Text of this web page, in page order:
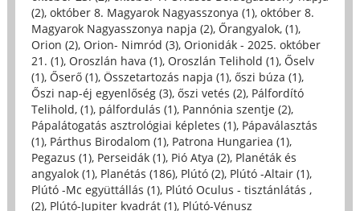
(2), október 8. Magyarok Nagyasszonya (1), október 8.
Magyarok Nagyasszonya napja (2), Őrangyalok, (1),
Orion (2), Orion- Nimród (3), Orionidák - 2025. október
21. (1), Oroszlán hava (1), Oroszlán Telihold (1), Őselv
(1), Őserő (1), Összetartozás napja (1), őszi búza (1),
Őszi nap-éj egyenlőség (3), őszi vetés (2), Pálfordító
Telihold, (1), pálfordulás (1), Pannónia szentje (2),
Pápalátogatás asztrológiai képletes (1), Pápaválasztás
(1), Párthus Birodalom (1), Patrona Hungariea (1),
Pegazus (1), Perseidák (1), Pió Atya (2), Planéták és
angyalok (1), Planétás (186), Plútó (2), Plútó -Altair (1),
Plútó -Mc együttállás (1), Plútó Oculus - tisztánlátás ,
(2), Plútó-Jupiter kvadrát (1), Plútó-Vénusz